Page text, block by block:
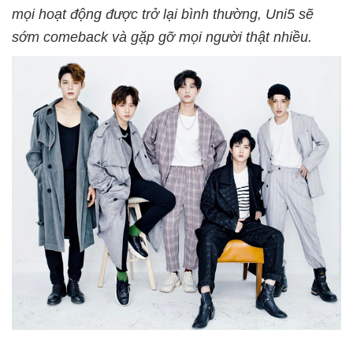
mọi hoạt động được trở lại bình thường, Uni5 sẽ
sớm comeback và gặp gỡ mọi người thật nhiều.